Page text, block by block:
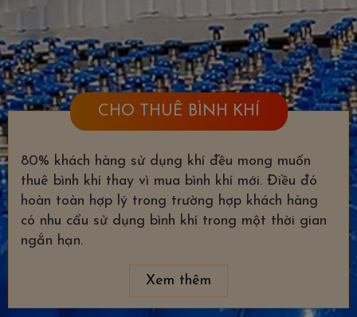
CHO THUÊ BÌNH KHÍ
80% khách hàng sử dụng khí đều mong muốn
thuê bình khí thay vì mua bình khí mới. Điều đó
hoàn toàn hợp lý trong trường hợp khách hàng
có nhu cẩu sử dụng bình khí trong một thời gian
ngắn hạn.
Xem thêm